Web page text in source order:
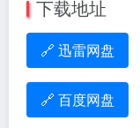
下载地址
🔗 迅雷网盘
🔗 百度网盘